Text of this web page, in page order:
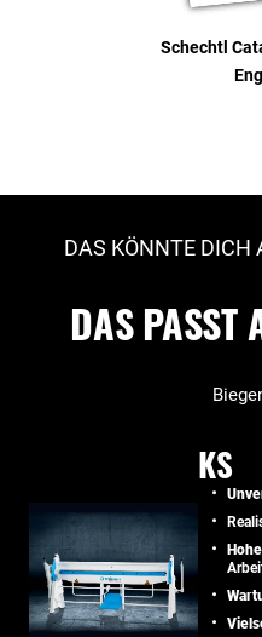
Schechtl
DAS KÖNNTE DICH
DAS PASST
KS